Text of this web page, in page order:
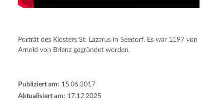
Porträt des Klosters St. Lazarus in Seedorf. Es war 1197 von
Arnold von Brienz gegründet worden.
Publiziert am: 15.06.2017
Aktualisiert am: 17.12.2025